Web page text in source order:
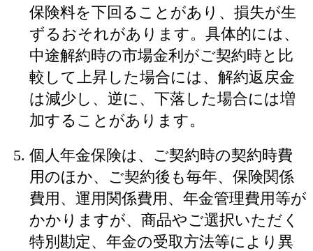
保険料を下回ることがあり、損失が生
ずるおそれがあります。具体的には、
中途解約時の市場金利がご契約時と比
較して上昇した場合には、解約返戻金
は減少し、逆に、下落した場合には増
加することがあります。
個人年金保険は、ご契約時の契約時費
用のほか、ご契約後も毎年、保険関係
費用、運用関係費用、年金管理費用等が
かかりますが、商品やご選択いただく
特別勘定、年金の受取方法等により異